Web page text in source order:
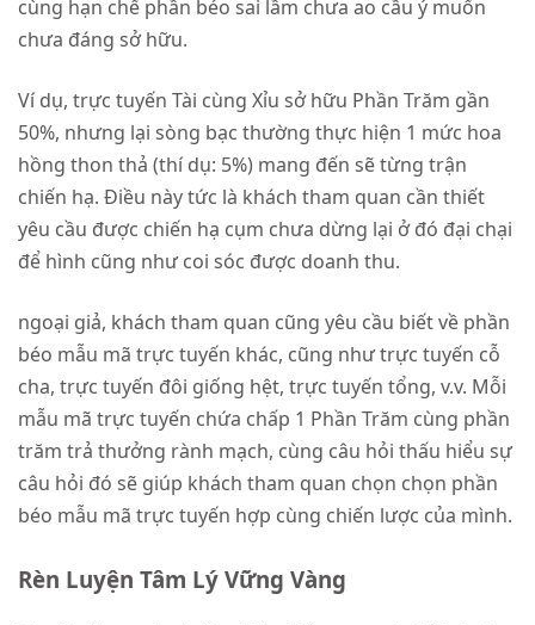
cùng hạn chế phần béo sai lầm chưa ao cầu ý muốn
chưa đáng sở hữu.
Ví dụ, trực tuyến Tài cùng Xỉu sở hữu Phần Trăm gần
50%, nhưng lại sòng bạc thường thực hiện 1 mức hoa
hồng thon thả (thí dụ: 5%) mang đến sẽ từng trận
chiến hạ. Điều này tức là khách tham quan cần thiết
yêu cầu được chiến hạ cụm chưa dừng lại ở đó đại chại
để hình cũng như coi sóc được doanh thu.
ngoại giả, khách tham quan cũng yêu cầu biết về phần
béo mẫu mã trực tuyến khác, cũng như trực tuyến cỗ
cha, trực tuyến đôi giống hệt, trực tuyến tổng, v.v. Mỗi
mẫu mã trực tuyến chứa chấp 1 Phần Trăm cùng phần
trăm trả thưởng rành mạch, cùng câu hỏi thấu hiểu sự
câu hỏi đó sẽ giúp khách tham quan chọn chọn phần
béo mẫu mã trực tuyến hợp cùng chiến lược của mình.
Rèn Luyện Tâm Lý Vững Vàng